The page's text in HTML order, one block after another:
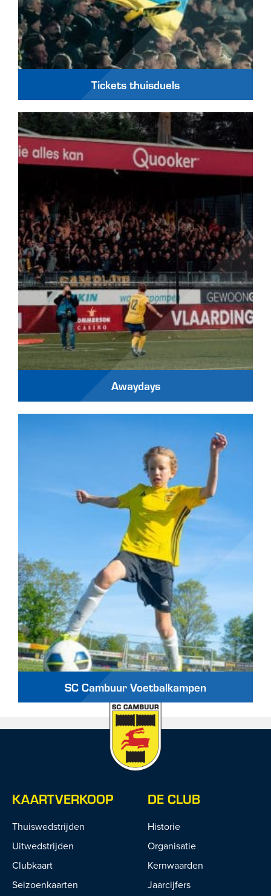
Tickets thuisduels
Awaydays
SC Cambuur Voetbalkampen
KAARTVERKOOP
Thuiswedstrijden
Uitwedstrijden
Clubkaart
Seizoenkaarten
DE CLUB
Historie
Organisatie
Kernwaarden
Jaarcijfers